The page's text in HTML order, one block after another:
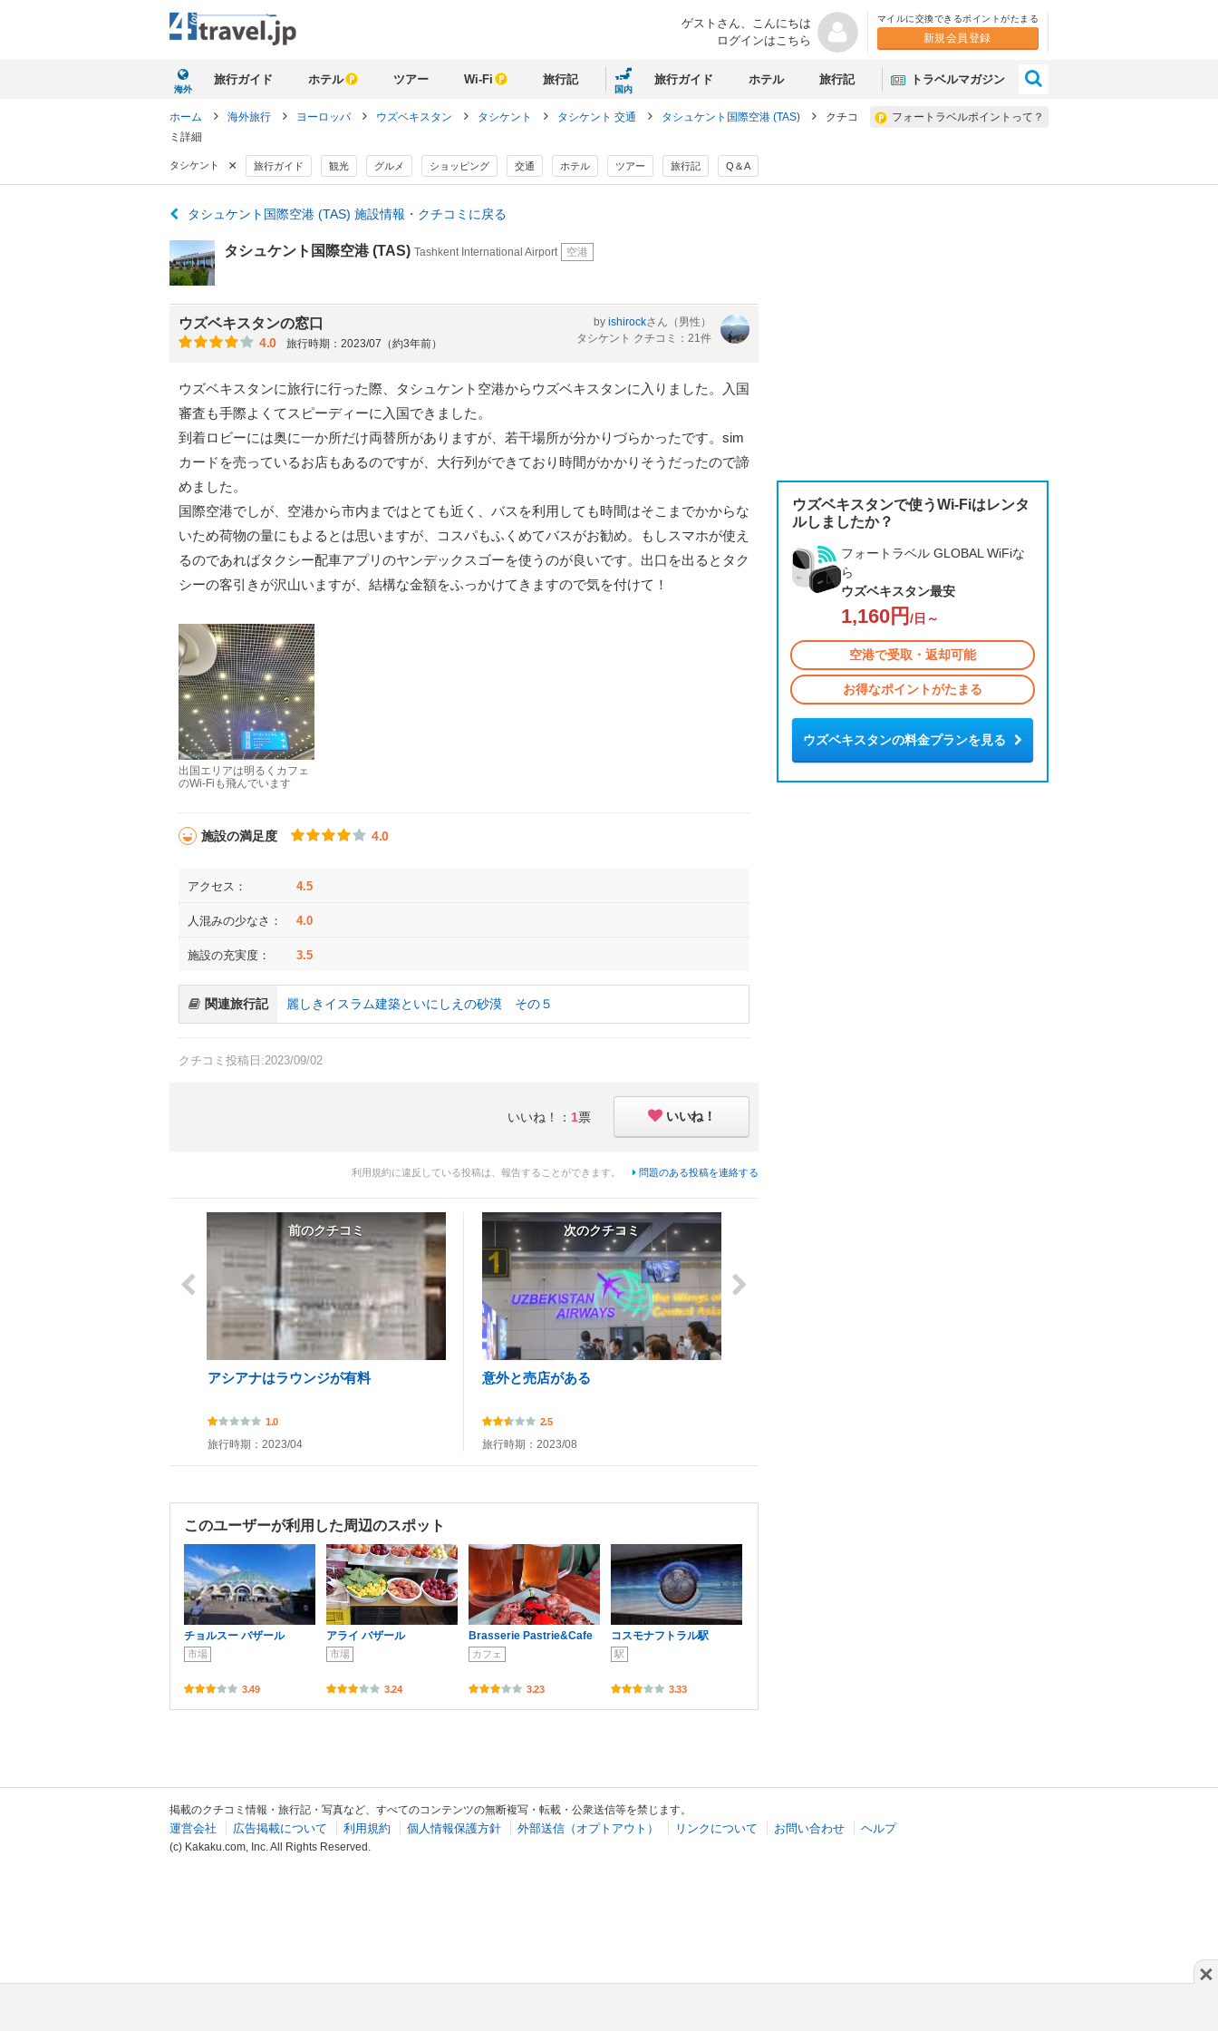
ゲストさん、 こんにちは
ログインはこちら
マイルに交換できるポイントがたまる
新規会員登録
海外
旅行ガイド ホテル ツアー Wi-Fi 旅行記
国内
旅行ガイド ホテル 旅行記 トラベルマガジン
フォートラベルポイントって？
ホーム 海外旅行 ヨーロッパ ウズベキスタン タシケント タシケント 交通 タシュケント国際空港 (TAS)
クチコ
ミ詳細
タシケント × 旅行ガイド 観光 グルメ ショッピング 交通 ホテル ツアー 旅行記 Q＆A
タシュケント国際空港 (TAS) 施設情報・クチコミに戻る
タシュケント国際空港 (TAS) Tashkent International Airport 空港
ウズベキスタンの窓口
4.0 旅行時期：2023/07（約3年前）
by ishirockさん （男性）
タシケント クチコミ：21件
ウズベキスタンに旅行に行った際、タシュケント空港からウズベキスタンに入りました。入国
審査も手際よくてスピーディーに入国できました。
到着ロビーには奥に一か所だけ両替所がありますが、若干場所が分かりづらかったです。sim
カードを売っているお店もあるのですが、大行列ができており時間がかかりそうだったので諦
めました。
国際空港でしが、空港から市内まではとても近く、バスを利用しても時間はそこまでかからな
いため荷物の量にもよるとは思いますが、コスパもふくめてバスがお勧め。もしスマホが使え
るのであればタクシー配車アプリのヤンデックスゴーを使うのが良いです。出口を出るとタク
シーの客引きが沢山いますが、結構な金額をふっかけてきますので気を付けて！
出国エリアは明るくカフェ
のWi-Fiも飛んでいます
施設の満足度 4.0
アクセス： 4.5
人混みの少なさ： 4.0
施設の充実度： 3.5
関連旅行記 麗しきイスラム建築といにしえの砂漠 その５
クチコミ投稿日:2023/09/02
いいね！： 1票 いいね！
利用規約に違反している投稿は、報告することができます。 問題のある投稿を連絡する
前のクチコミ
アシアナはラウンジが有料
1.0
旅行時期：2023/04
次のクチコミ
意外と売店がある
2.5
旅行時期：2023/08
このユーザーが利用した周辺のスポット
チョルスー バザール
市場
3.49
アライ バザール
市場
3.24
Brasserie Pastrie&Cafe
カフェ
3.23
コスモナフトラル駅
駅
3.33
ウズベキスタンで使うWi-Fiはレンタ
ルしましたか？
フォートラベル GLOBAL WiFiな
ら
ウズベキスタン最安
1,160円 /日～
空港で受取・返却可能
お得なポイントがたまる
ウズベキスタンの料金プランを見る
×
掲載のクチコミ情報・旅行記・写真など、すべてのコンテンツの無断複写・転載・公衆送信等を禁じます。
運営会社 広告掲載について 利用規約 個人情報保護方針 外部送信（オプトアウト） リンクについて お問い合わせ ヘルプ
(c) Kakaku.com, Inc. All Rights Reserved.